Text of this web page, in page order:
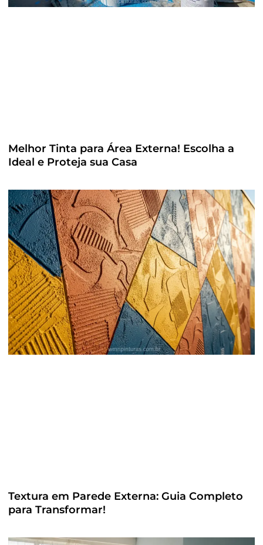
Melhor Tinta para Área Externa! Escolha a
Ideal e Proteja sua Casa
Textura em Parede Externa: Guia Completo
para Transformar!